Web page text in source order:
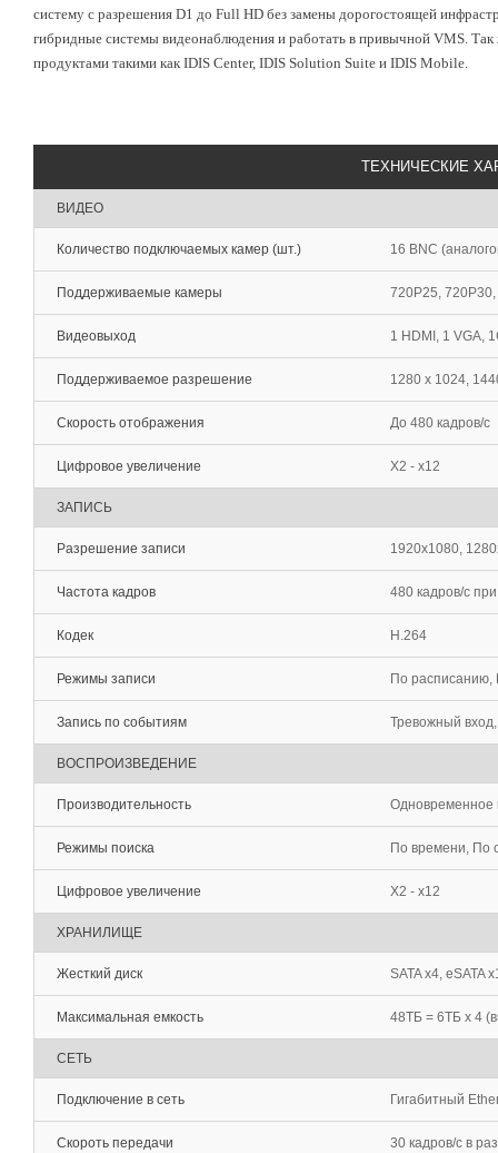
систему с разрешения D1 до Full HD без замены дорогостоящей
гибридные системы видеонаблюдения и работать в привычной VMS.
продуктами такими как IDIS Center, IDIS Solution Suite и IDIS Mobile.
ТЕХНИЧЕСКИЕ
ВИДЕО
Количество подключаемых камер (шт.) 16 BNC
Поддерживаемые камеры 720P25,
Видеовыход 1 HDMI, 1 VGA,
Поддерживаемое разрешение 1280 х 1024,
Скорость отображения До 480 кадров/с
Цифровое увеличение Х2 - х12
ЗАПИСЬ
Разрешение записи 1920x1080,
Частота кадров 480 кадров/с
Кодек H.264
Режимы записи По расписанию,
Запись по событиям Тревожный
ВОСПРОИЗВЕДЕНИЕ
Производительность Одновременное
Режимы поиска По времени, По
Цифровое увеличение Х2 - х12
ХРАНИЛИЩЕ
Жесткий диск SATA x4, eSATA
Максимальная емкость 48TБ = 6TБ x 4
СЕТЬ
Подключение в сеть Гигабитный
Скороть передачи 30 кадров/с в